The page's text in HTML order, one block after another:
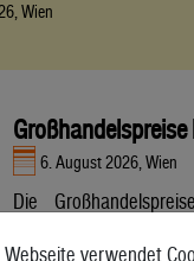
Wien
6. August 2026, Wien
Die
gegenüber dem
Webseite verwendet